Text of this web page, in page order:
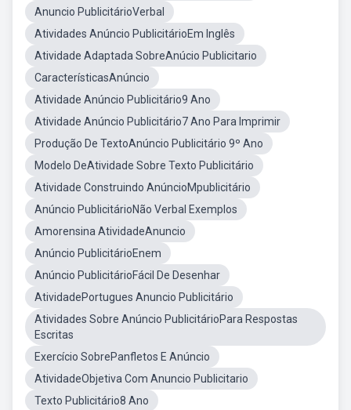
Anuncio PublicitárioVerbal
Atividades Anúncio PublicitárioEm Inglês
Atividade Adaptada SobreAnúcio Publicitario
CaracterísticasAnúncio
Atividade Anúncio Publicitário9 Ano
Atividade Anúncio Publicitário7 Ano Para Imprimir
Produção De TextoAnúncio Publicitário 9º Ano
Modelo DeAtividade Sobre Texto Publicitário
Atividade Construindo AnúncioMpublicitário
Anúncio PublicitárioNão Verbal Exemplos
Amorensina AtividadeAnuncio
Anúncio PublicitárioEnem
Anúncio PublicitárioFácil De Desenhar
AtividadePortugues Anuncio Publicitário
Atividades Sobre Anúncio PublicitárioPara Respostas
Escritas
Exercício SobrePanfletos E Anúncio
AtividadeObjetiva Com Anuncio Publicitario
Texto Publicitário8 Ano